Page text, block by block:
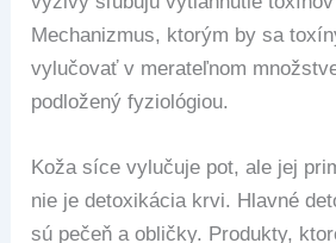
Mechanizmus, ktorým by sa
vylučovať v merateľnom
podložený fyziológiou.
Koža síce vylučuje pot, ale jej
nie je detoxikácia krvi. Hlavné
sú pečeň a obličky. Produkty,